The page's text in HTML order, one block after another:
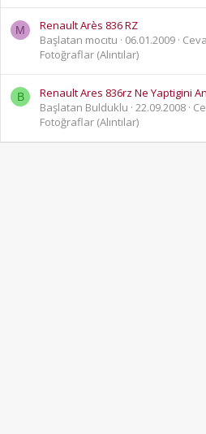
M
Renault Arès 836 RZ
Başlatan mocıtu
06.01.2009
Fotoğraflar (Alıntılar)
B
Renault Ares 836rz Ne Yaptigini
Başlatan Bulduklu 22.09.2008
Fotoğraflar (Alıntılar)